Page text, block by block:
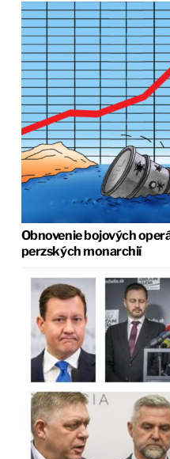
Obnovenie bojových
perzských monarchií